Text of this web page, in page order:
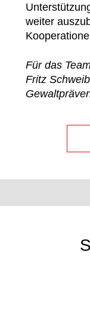
weiter
Für das
Fritz